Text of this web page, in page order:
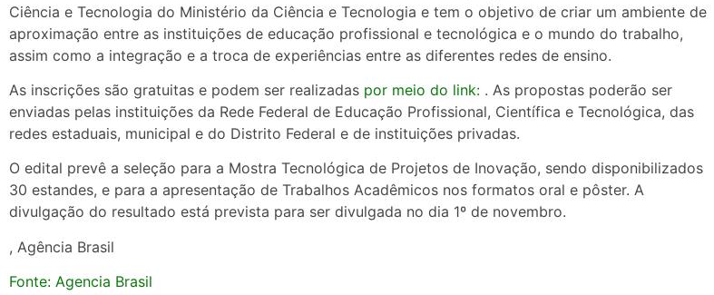
Ciência e Tecnologia do Ministério da Ciência e Tecnologia e tem o objetivo de criar um ambiente de
aproximação entre as instituições de educação profissional e tecnológica e o mundo do trabalho,
assim como a integração e a troca de experiências entre as diferentes redes de ensino.
As inscrições são gratuitas e podem ser realizadas por meio do link: . As propostas poderão ser
enviadas pelas instituições da Rede Federal de Educação Profissional, Científica e Tecnológica, das
redes estaduais, municipal e do Distrito Federal e de instituições privadas.
O edital prevê a seleção para a Mostra Tecnológica de Projetos de Inovação, sendo disponibilizados
30 estandes, e para a apresentação de Trabalhos Acadêmicos nos formatos oral e pôster. A
divulgação do resultado está prevista para ser divulgada no dia 1º de novembro.
, Agência Brasil
Fonte: Agencia Brasil